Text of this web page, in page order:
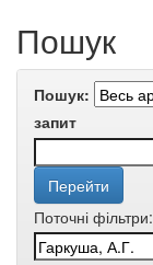
Пошук
Пошук:
запит
Поточні фільтри: